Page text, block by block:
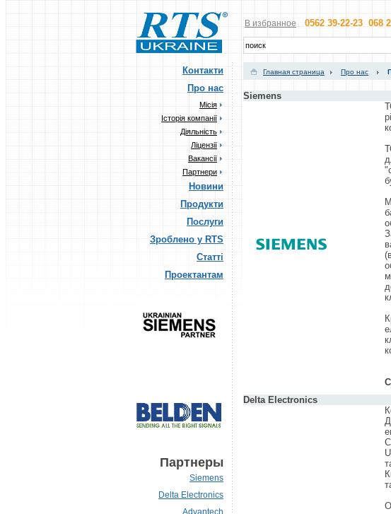
В избранное 0562 39-22-23 068
Контакти
Про нас
Місія
Історія компанії
Діяльність
Ліцензії
Вакансії
Партнери
Новини
Продукти
Послуги
Зроблено у RTS
Статті
Проектантам
Партнеры
Siemens
Delta Electronics
Advantech
Главная страница Про нас
Siemens
Delta Electronics